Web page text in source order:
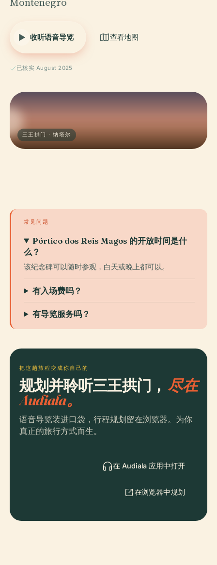
收听语音导览 查看地图
已核实 August 2025
三王拱门 · 纳塔尔
常见问题
Pórtico dos Reis Magos 的开放时间是什
么？
该纪念碑可以随时参观，白天或晚上都可以。
有入场费吗？
有导览服务吗？
把这趟旅程变成你自己的
规划并聆听三王拱门，尽在
Audiala。
语音导览装进口袋，行程规划留在浏览器。为你
真正的旅行方式而生。
在 Audiala 应用中打开
在浏览器中规划